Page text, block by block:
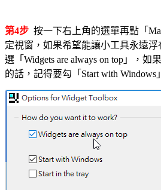
第4步 按一下右上角的選單再點「
定視窗，如果希望能讓小工具永遠
選「Widgets are always on top」，如
的話，記得要勾「Start with Windows